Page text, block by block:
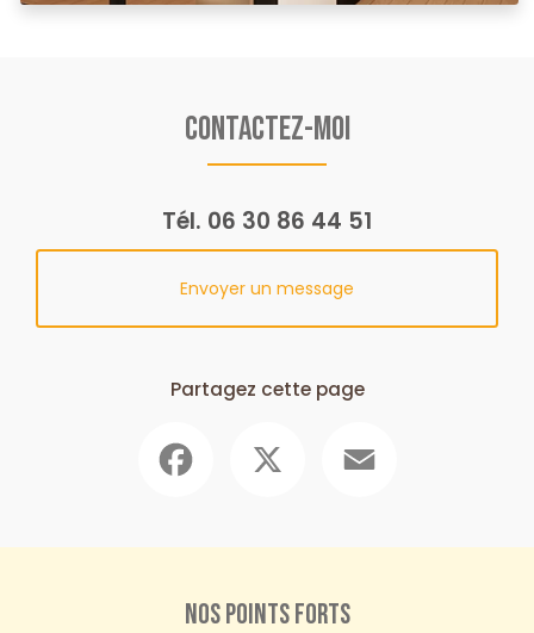
Contactez-moi
Tél. 06 30 86 44 51
Envoyer un message
Partagez cette page
Nos points forts